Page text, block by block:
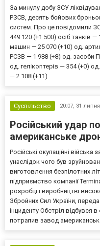
За минулу добу ЗСУ
РЗСВ, десять бойових
систем. Про це повідомили
449 120 (+1 500) осіб танків
машин — 25 070 (+10) од.
РСЗВ — 1 988 (+8) од. засоби
од. гелікоптерів — 354 (+0)
— 2 108 (+11)...
Суспільство 20:07, 31 липня
Російський удар
американське
Російські окупаційні
унаслідок чого був
виготовлення безпілотних
підприємство компанії
розробці і виробництві
Збройних Сил України,
інциденту Обстріл відбувся
потрапив завод